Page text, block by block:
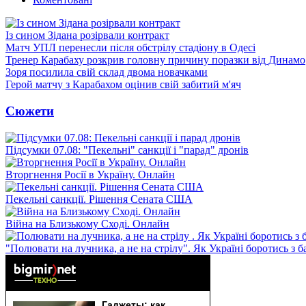
Із сином Зідана розірвали контракт
Матч УПЛ перенесли після обстрілу стадіону в Одесі
Тренер Карабаху розкрив головну причину поразки від Динамо
Зоря посилила свій склад двома новачками
Герой матчу з Карабахом оцінив свій забитий м'яч
Сюжети
Підсумки 07.08: "Пекельні" санкції і "парад" дронів
Вторгнення Росії в Україну. Онлайн
Пекельні санкції. Рішення Сената США
Війна на Близькому Сході. Онлайн
"Полювати на лучника, а не на стрілу". Як Україні боротись з